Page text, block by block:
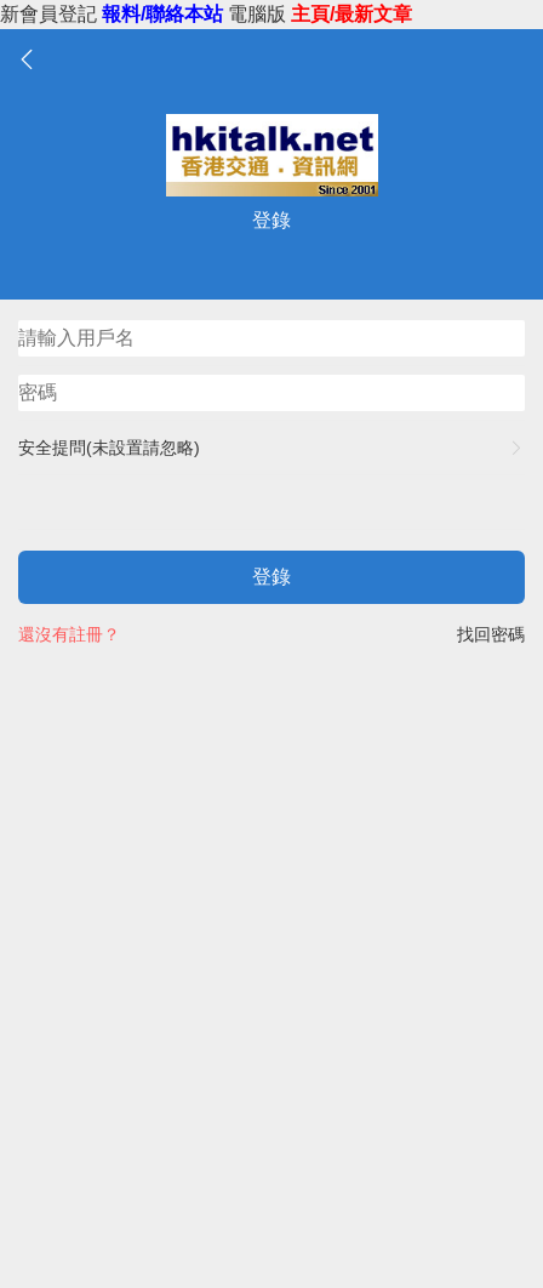
新會員登記 報料/聯絡本站 電腦版 主頁/最新文章
登錄
安全提問(未設置請忽略)
登錄
找回密碼
還沒有註冊？